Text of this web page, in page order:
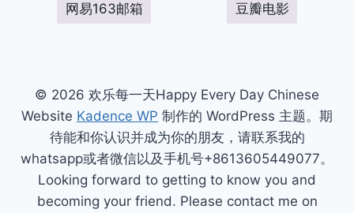
网易163邮箱
豆瓣电影
© 2026 欢乐每一天Happy Every Day Chinese
Website Kadence WP 制作的 WordPress 主题。期
待能和你认识并成为你的朋友，请联系我的
whatsapp或者微信以及手机号+8613605449077。
Looking forward to getting to know you and
becoming your friend. Please contact me on